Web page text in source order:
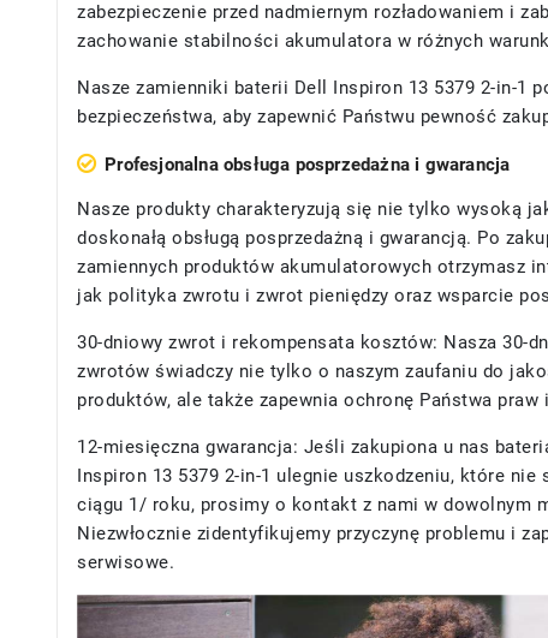
zabezpieczenie przed nadmiernym rozładowaniem i
zachowanie stabilności akumulatora w różnych
Nasze zamienniki baterii Dell Inspiron 13 5379 2-in-1
bezpieczeństwa, aby zapewnić Państwu pewność
Profesjonalna obsługa posprzedażna i gwarancja
Nasze produkty charakteryzują się nie tylko wysoką
doskonałą obsługą posprzedażną i gwarancją. Po
zamiennych produktów akumulatorowych otrzymasz
jak polityka zwrotu i zwrot pieniędzy oraz wsparcie
30-dniowy zwrot i rekompensata kosztów: Nasza 30-
zwrotów świadczy nie tylko o naszym zaufaniu do
produktów, ale także zapewnia ochronę Państwa praw
12-miesięczna gwarancja: Jeśli zakupiona u nas
Inspiron 13 5379 2-in-1 ulegnie uszkodzeniu, które nie
ciągu 1/ roku, prosimy o kontakt z nami w dowolnym
Niezwłocznie zidentyfikujemy przyczynę problemu i
serwisowe.